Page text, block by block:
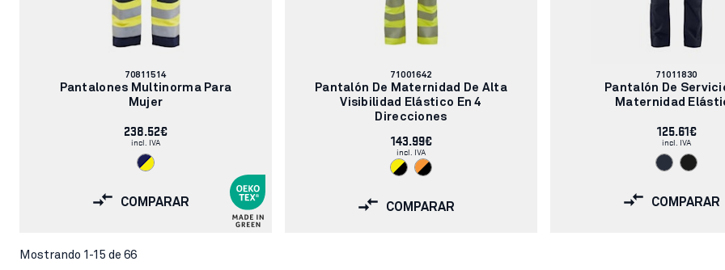
Número
de
artículo:
70811514
Pantalones Multinorma Para
Mujer
238.52€
incl. IVA
COMPARAR
Número
de
artículo:
71001642
Pantalón De Maternidad De Alta
Visibilidad Elástico En 4
Direcciones
143.99€
incl. IVA
COMPARAR
Número
de
artículo:
71011830
Pantalón De
Maternidad
125.61€
incl. IVA
COMPARAR
Mostrando 1-15 de 66